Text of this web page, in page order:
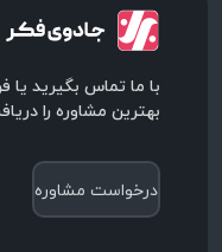
با ما تماس بگیرید یا
بهترین مشاوره را
درخواست مشاوره